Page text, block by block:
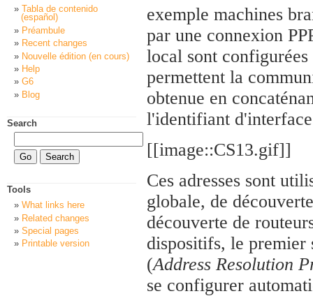
exemple machines
par une connexion
local sont
permettent la
obtenue en
l'identifiant
[[image::CS13.gif]]
Ces adresses sont
globale, de
découverte de
dispositifs, le premier
(Address Resolution
se configurer
Tabla de contenido
(español)
Préambule
Recent changes
Nouvelle édition (en cours)
Help
G6
Blog
Search
Tools
What links here
Related changes
Special pages
Printable version